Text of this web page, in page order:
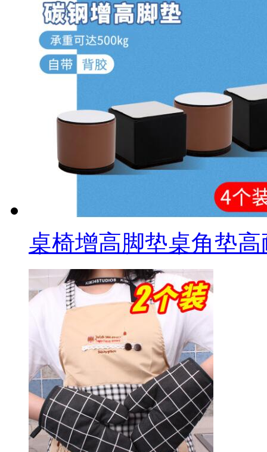
桌椅增高脚垫桌角垫